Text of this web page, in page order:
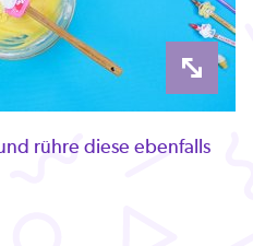
rühre diese ebenfalls